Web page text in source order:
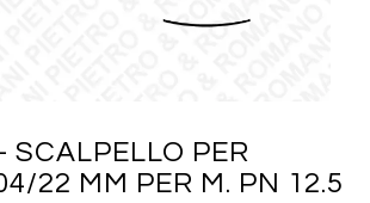
SCALPELLO PER
22 MM PER M. PN 12.5